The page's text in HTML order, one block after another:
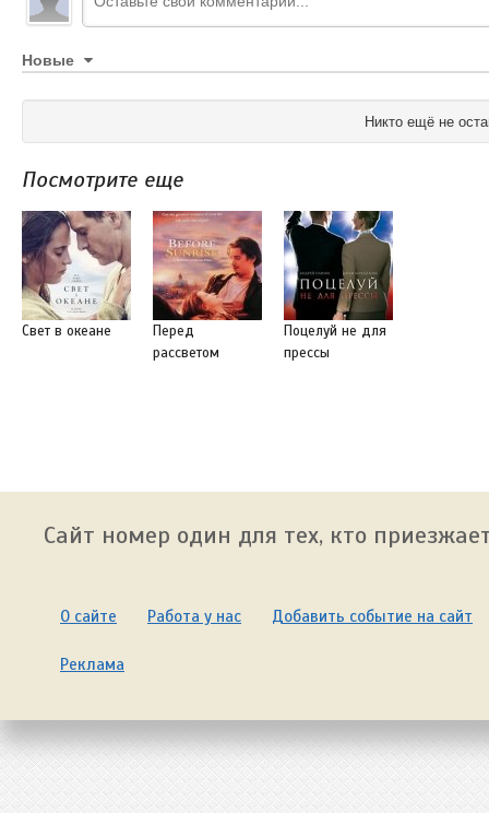
Новые
Никто ещё не
Посмотрите еще
Свет в океане
Перед
рассветом
Поцелуй не для
прессы
Сайт номер один для тех, кто
О сайте Работа у нас Добавить событие на сайт
Реклама